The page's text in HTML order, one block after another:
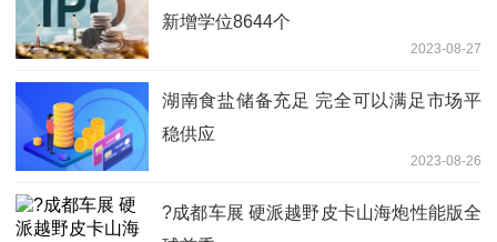
新增学位8644个
2023-08-27
湖南食盐储备充足 完全可以满足市场平
稳供应
2023-08-26
?成都车展 硬派越野皮卡山海炮性能版全